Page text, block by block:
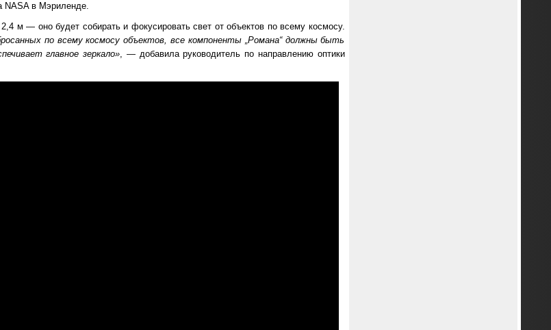
NASA в Мэриленде.
м — оно будет собирать и фокусировать свет от объектов по всему космосу.
по всему космосу объектов, все компоненты „Романа“ должны быть
главное зеркало», — добавила руководитель по направлению оптики